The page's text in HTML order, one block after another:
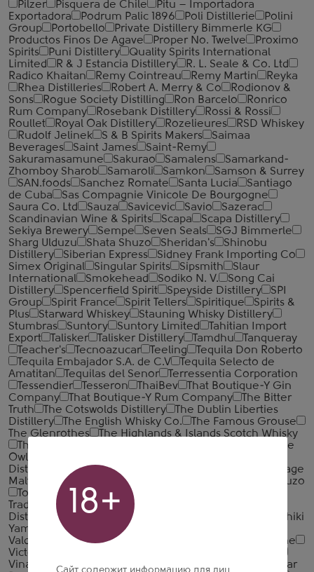
Pilzer
Pisquera de Chile
Pitu – Importadora
Exportadora
Podrum Palic 1896 Poli Distillerie
Polini
Group
Portobello
Private Distillery Bimmerle KG
Productos Finos De Agave
Proper No. Twelve
Proximo
Spirits
Puni Distillery
Quality Spirits International
Limited
R & J Estancia Distillery
R. L. Seale & Co. Ltd
Radico Khaitan
Remy Cointreau Remy Martin
Reyka
Rhea Distilleries
Robert A. Merry & Co
Rodionov &
Sons
Rogue Society Distilling Ron Barcelo
Ronrico
Rum Company
Rosebank Distillery
Rossi & Rossi
Roullet
Royal Oak Distillery Rozelieures
RSD Whiskey
Rudolf Jelinek
S & B Spirits Makers
Saimaa
Beverages
Saint James
Saint-Remy
Sakuramasamune
Sakurao Samalens
Samarkand-
Zhomboy Sharob
Samaroli Samkon
Samson & Surrey
SAN.foods
Sanchez Romate Santa Lucia
Santiago
de Cuba
Sas Compagnie Vinicole De Bourgogne
Saura Co. Ltd
Sauza Savicevic Savio
Sazerac
Scandinavian Wine & Spirits
Scapa
Scapa Distillery
Sekiya Brewery
Sempe Seven Seals
SGJ Bimmerle
Sharg Ulduzu
Shata Shuzo Sheridan's
Shinobu
Distillery
Siberian Express
Sidney Frank Importing Co
Simex Original
Singular Spirits Sipsmith
Slaur
International
Smokehead Sodiko N. V.
Song Cai
Distillery
Spencerfield Spirit Speyside Distillery
SPI
Group
Spirit France Spirit Tellers Spiritique
Spirits &
Plus
Starward Whiskey
Stauning Whisky Distillery
Stumbras
Suntory Suntory Limited
Tahitian Import
Export
Talisker Talisker Distillery Tamdhu
Tanqueray
Teacher's
Tecnoazucar Teeling
Tequila Don Roberto
Tequila Embajador S.A. de C.V
Tequila Selecto de
Amatitan
Tequilas del Senor
Terressentia Corporation
Tessendier
Tesseron ThaiBev
That Boutique-Y Gin
Company
That Boutique-Y Rum Company
The Bitter
Truth
The Cotswolds Distillery
The Dublin Liberties
Distillery
The English Whisky Co.
The Famous Grouse
The Glenrothes
The Highlands & Islands Scotch Whisky
The Irishman
The
Owl Distillery
Distillery
The Small Batch Spirits Company
The Vintage
Malt Whisky Company
TOA Shuzo
Tobermory
Tomatin
Tradition Mexico
Travellers Liquors
Distillery
TTL Nantou Distillery
Umenishiki
Yamakawa
Underberg
Valdespino
Valsa Nuovo Perlino
Verveine
Victory Myanmar Group
Vinarija Kovacevic
VP Brands International
Waldemar
18+
Сайт содержит информацию для лиц